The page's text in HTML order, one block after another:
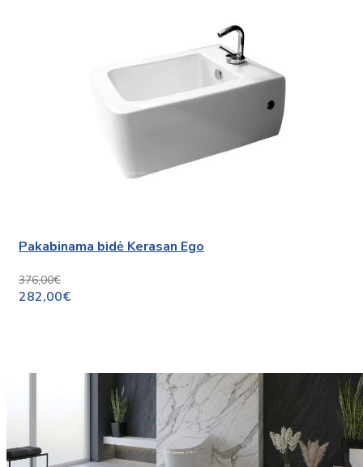
Pakabinama bidė Kerasan Ego
376,00€
282,00€